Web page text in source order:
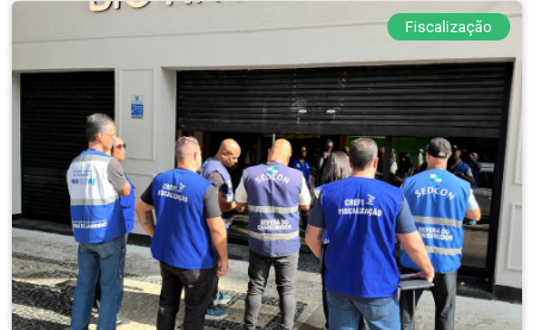
Fiscalização